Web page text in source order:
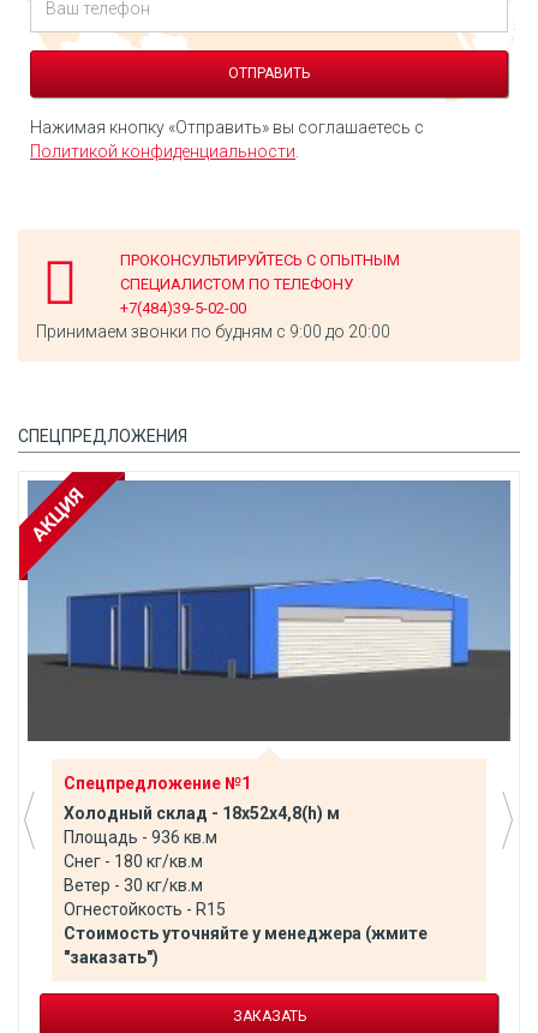
Нажимая кнопку «Отправить» вы соглашаетесь с
Политикой конфиденциальности.
ПРОКОНСУЛЬТИРУЙТЕСЬ С ОПЫТНЫМ
СПЕЦИАЛИСТОМ ПО ТЕЛЕФОНУ
+7(484)39-5-02-00
Принимаем звонки по будням с 9:00 до 20:00
СПЕЦПРЕДЛОЖЕНИЯ
Спецпредложение №1
Холодный склад - 18х52х4,8(h) м
Площадь - 936 кв.м
Снег - 180 кг/кв.м
Ветер - 30 кг/кв.м
Огнестойкость - R15
Стоимость уточняйте у менеджера (жмите
"заказать")
ЗАКАЗАТЬ